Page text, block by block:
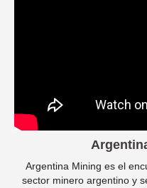
Argentina Mining es el
sector minero argentino y